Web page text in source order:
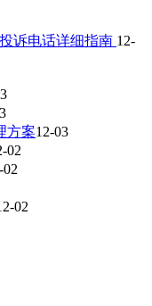
诉电话详细指南 12-
方案12-03
02
02
02